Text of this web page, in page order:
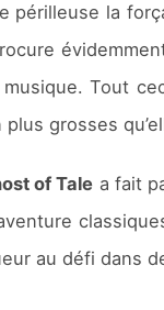
périlleuse la
Tout
grosses
of Tale a fait
au défi dans